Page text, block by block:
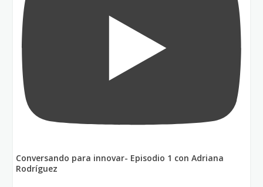
Conversando para innovar- Episodio 1 con Adriana
Rodríguez